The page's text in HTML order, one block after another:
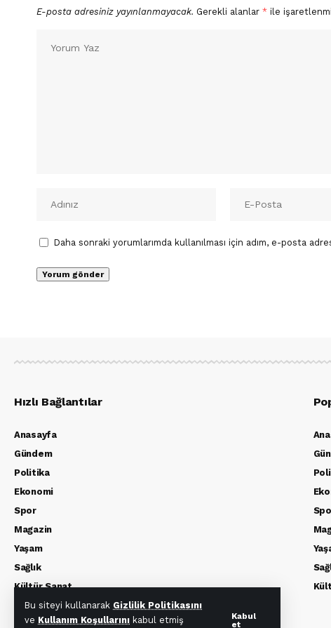
Bu siteyi kullanarak Gizlilik Politikasını
ve Kullanım Koşullarını kabul etmiş
Kabul
et
E-posta adresiniz yayınlanmayacak. Gerekli alanlar * ile
Daha sonraki yorumlarımda kullanılması için adım, e-posta
Hızlı Bağlantılar
Anasayfa
Gündem
Politika
Ekonomi
Spor
Magazin
Yaşam
Sağlık
Kültür Sanat